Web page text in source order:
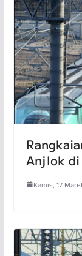
Anjlok
Kamis, 17